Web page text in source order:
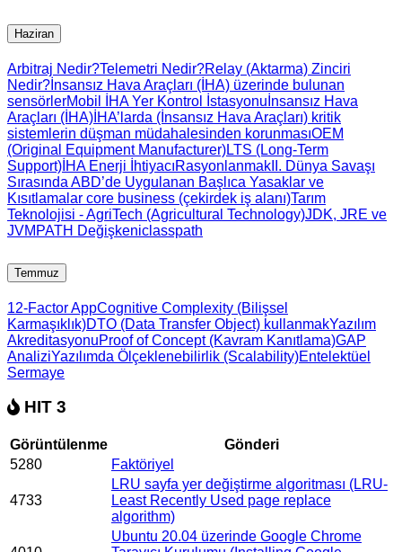
Haziran
Arbitraj Nedir?Telemetri Nedir?Relay (Aktarma) Zinciri
Nedir? İnsansız Hava Araçları (İHA) üzerinde bulunan
sensörlerMobil İHA Yer Kontrol İstasyonu İnsansız Hava
Araçları (İHA) İHA’larda (İnsansız Hava Araçları) kritik
sistemlerin düşman müdahalesinden korunmasıOEM
(Original Equipment Manufacturer)LTS (Long-Term
Support) İHA Enerji İhtiyacıRasyonlanmak II. Dünya Savaşı
Sırasında ABD’de Uygulanan Başlıca Yasaklar ve
Kısıtlamalar core business (çekirdek iş alanı)Tarım
Teknolojisi - AgriTech (Agricultural Technology)JDK, JRE ve
JVM PATH Değişkeniclasspath
Temmuz
12-Factor AppCognitive Complexity (Bilişsel
Karmaşıklık)DTO (Data Transfer Object) kullanmakYazılım
AkreditasyonuProof of Concept (Kavram Kanıtlama)GAP
AnaliziYazılımda Ölçeklenebilirlik (Scalability)Entelektüel
Sermaye
HIT 3
Görüntülenme
Gönderi
5280
Faktöriyel
4733
LRU sayfa yer değiştirme algoritması (LRU-
Least Recently Used page replace
algorithm)
Ubuntu 20.04 üzerinde Google Chrome